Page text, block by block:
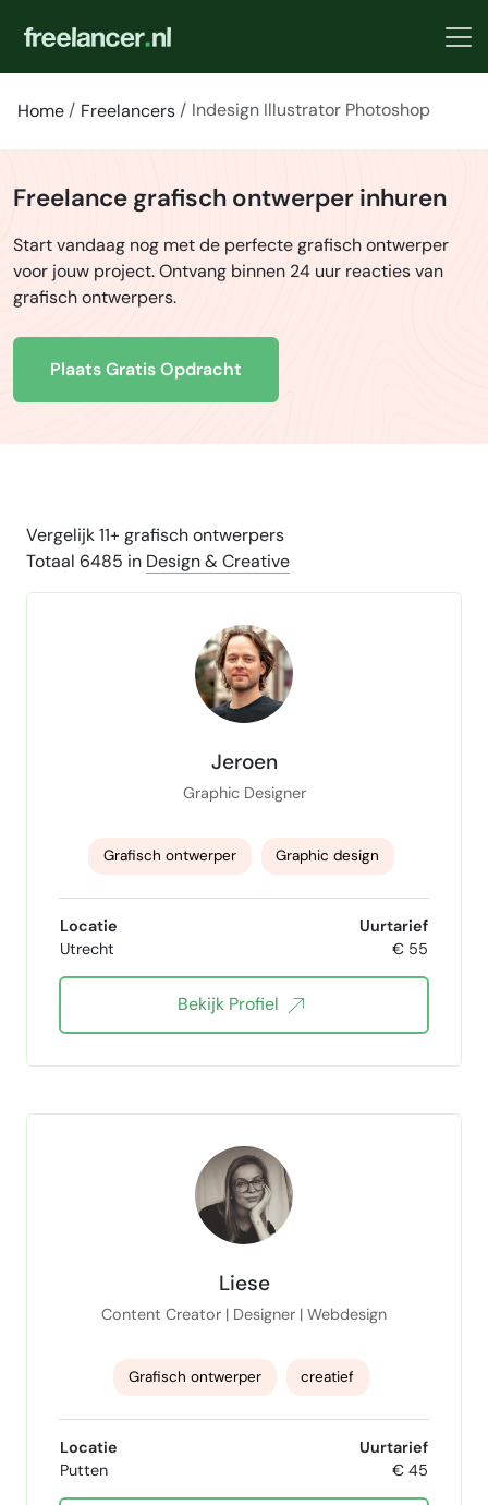
Home Freelancers Indesign Illustrator Photoshop
Freelance grafisch ontwerper inhuren
Start vandaag nog met de perfecte grafisch ontwerper
voor jouw project. Ontvang binnen 24 uur reacties van
grafisch ontwerpers.
Plaats Gratis Opdracht
Vergelijk 11+ grafisch ontwerpers
Totaal 6485 in Design & Creative
Jeroen
Graphic Designer
Grafisch ontwerper Graphic design
adobe creative cloud
Adobe Photoshop Adobe InDesign
Logo Design Huisstijl design Artwork
Locatie
Utrecht
Uurtarief
€ 55
Bekijk Profiel
Liese
Content Creator | Designer | Webdesign
Grafisch ontwerper creatief
Locatie
Putten
Uurtarief
€ 45